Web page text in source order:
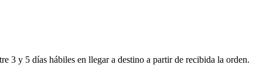
3 y 5 días hábiles en llegar a destino a partir de recibida la orden.